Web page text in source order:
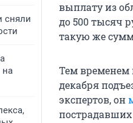
сняли
на
выплату из
до 500 тысяч
такую же
Тем временем
декабря
экспертов, он